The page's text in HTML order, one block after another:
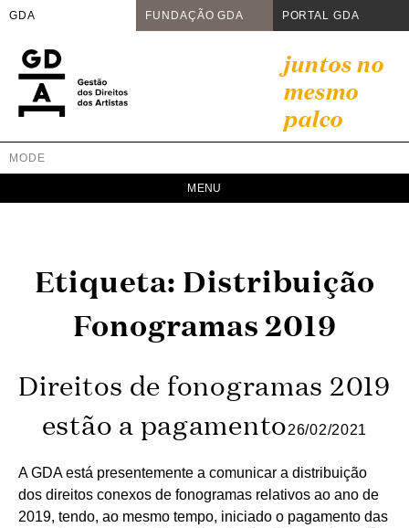
GDA FUNDAÇÃO GDA PORTAL GDA
content
juntos no
mesmo
palco
GDA
Juntos no mesmo palco
MODE
Etiqueta: Distribuição
Fonogramas 2019
Direitos de fonogramas 2019
estão a pagamento26/02/2021
A GDA está presentemente a comunicar a distribuição
dos direitos conexos de fonogramas relativos ao ano de
2019, tendo, ao mesmo tempo, iniciado o pagamento das